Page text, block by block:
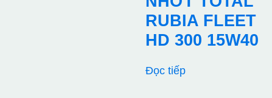
RUBIA FLEET
HD 300 15W40
Đọc tiếp